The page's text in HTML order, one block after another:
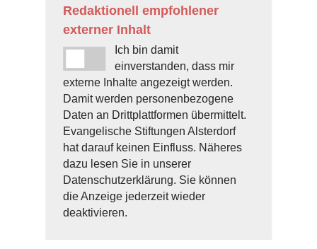
Redaktionell empfohlener
externer Inhalt
Ich bin damit
einverstanden, dass mir
externe Inhalte angezeigt werden.
Damit werden personenbezogene
Daten an Drittplattformen übermittelt.
Evangelische Stiftungen Alsterdorf
hat darauf keinen Einfluss. Näheres
dazu lesen Sie in unserer
Datenschutzerklärung. Sie können
die Anzeige jederzeit wieder
deaktivieren.